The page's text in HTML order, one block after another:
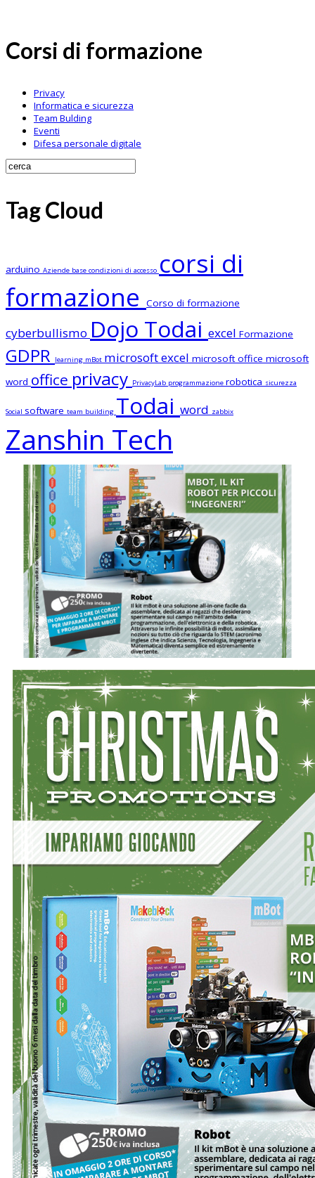
Corsi di formazione
Privacy
Informatica e sicurezza
Team Bulding
Eventi
Difesa personale digitale
Tag Cloud
arduino Aziende base condizioni di accesso corsi di
formazione
Corso di formazione
cyberbullismo Dojo Todai excel Formazione
GDPR learning mBot microsoft excel microsoft office microsoft
word office privacy PrivacyLab programmazione robotica sicurezza
Social software team building Todai word zabbix
Zanshin Tech